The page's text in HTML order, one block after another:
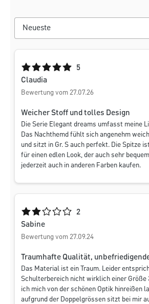
Durchschnittliche Bewertung von 5
5
Claudia
Bewertung vom 27.07.26
Weicher Stoff und tolles Design
Die Serie Elegant dreams umfasst meine
Das Nachthemd fühlt sich angenehm
und sitzt in Gr. S auch perfekt. Die Spitze
für einen edlen Look, der auch sehr
jederzeit auch in anderen Farben kaufen.
Durchschnittliche Bewertung von 2
2
Sabine
Bewertung vom 27.09.24
Traumhafte Qualität,
Das Material ist ein Traum. Leider
Schulterbereich nicht wirklich einer Größe
ich mich von der schönen Optik hinreißen
aufgrund der Doppelgrössen sitzt bei mir